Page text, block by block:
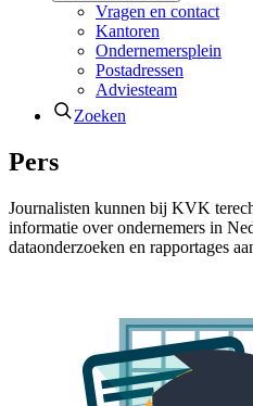
Vragen en contact
Kantoren
Ondernemersplein
Postadressen
Adviesteam
Zoeken
Pers
Journalisten kunnen bij KVK
informatie over ondernemers in
dataonderzoeken en rapportages